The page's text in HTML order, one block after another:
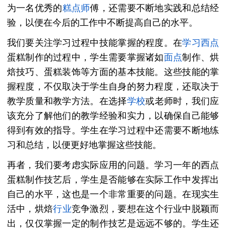
为一名优秀的糕点师傅，还需要不断地实践和总结经
验，以便在今后的工作中不断提高自己的水平。
我们要关注学习过程中技能掌握的程度。在学习西点
蛋糕制作的过程中，学生需要掌握诸如面点制作、烘
焙技巧、蛋糕装饰等方面的基本技能。这些技能的掌
握程度，不仅取决于学生自身的努力程度，还取决于
教学质量和教学方法。在选择学校或老师时，我们应
该充分了解他们的教学经验和实力，以确保自己能够
得到有效的指导。学生在学习过程中还需要不断地练
习和总结，以便更好地掌握这些技能。
再者，我们要考虑实际应用的问题。学习一年的西点
蛋糕制作技艺后，学生是否能够在实际工作中发挥出
自己的水平，这也是一个非常重要的问题。在现实生
活中，烘焙行业竞争激烈，要想在这个行业中脱颖而
出，仅仅掌握一定的制作技艺是远远不够的。学生还